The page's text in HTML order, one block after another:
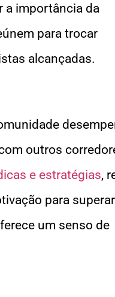
a importância da
para trocar
alcançadas.
outros
e estratégias,
para superar
um senso de